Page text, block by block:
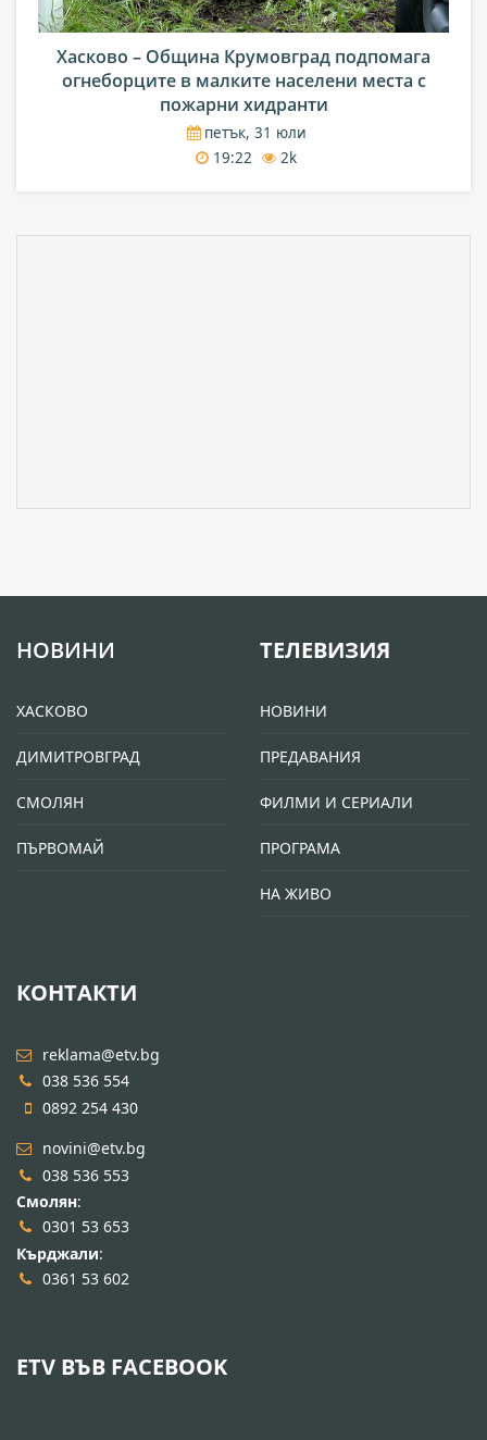
Хасково – Община Крумовград подпомага
огнеборците в малките населени места с
пожарни хидранти
петък, 31 юли
19:22
2k
НОВИНИ
ХАСКОВО
ДИМИТРОВГРАД
СМОЛЯН
ПЪРВОМАЙ
ТЕЛЕВИЗИЯ
НОВИНИ
ПРЕДАВАНИЯ
ФИЛМИ И СЕРИАЛИ
ПРОГРАМА
НА ЖИВО
КОНТАКТИ
reklama@etv.bg
038 536 554
0892 254 430
novini@etv.bg
038 536 553
Смолян:
0301 53 653
Кърджали:
0361 53 602
ETV ВЪВ FACEBOOK